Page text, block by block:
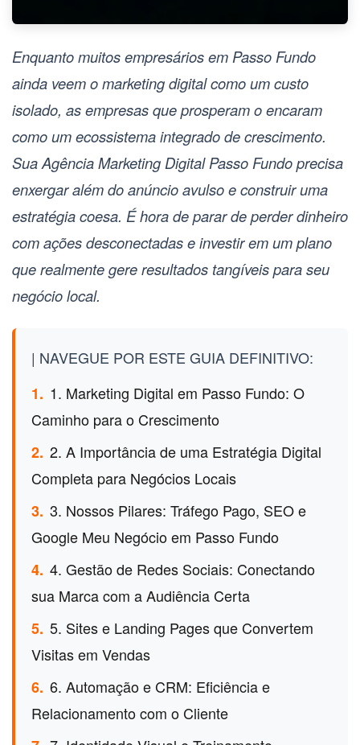
Enquanto muitos empresários em Passo Fundo
ainda veem o marketing digital como um custo
isolado, as empresas que prosperam o encaram
como um ecossistema integrado de crescimento.
SuaAgência Marketing Digital Passo Fundoprecisa
enxergar além do anúncio avulso e construir uma
estratégia coesa. É hora de parar de perder dinheiro
com ações desconectadas e investir em um plano
que realmente gere resultados tangíveis para seu
negócio local.
| NAVEGUE POR ESTE GUIA DEFINITIVO:
1. 1. Marketing Digital em Passo Fundo: O
Caminho para o Crescimento
2. 2. A Importância de uma Estratégia Digital
Completa para Negócios Locais
3. 3. Nossos Pilares: Tráfego Pago, SEO e
Google Meu Negócio em Passo Fundo
4. 4. Gestão de Redes Sociais: Conectando
sua Marca com a Audiência Certa
5. 5. Sites e Landing Pages que Convertem
Visitas em Vendas
6. 6. Automação e CRM: Eficiência e
Relacionamento com o Cliente